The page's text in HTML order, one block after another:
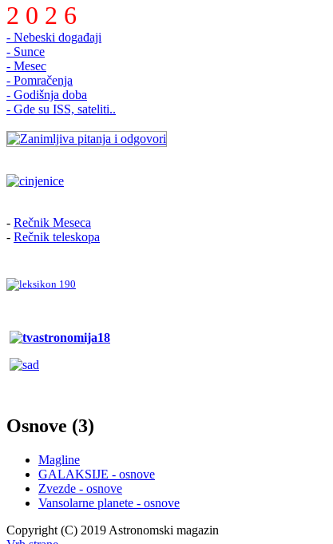
2 0 2 6
- Nebeski događaji
- Sunce
- Mesec
- Pomračenja
- Godišnja doba
- Gde su ISS, sateliti..
- Rečnik Meseca
- Rečnik teleskopa
Osnove (3)
Magline
GALAKSIJE - osnove
Zvezde - osnove
Vansolarne planete - osnove
Copyright (C) 2019 Astronomski magazin